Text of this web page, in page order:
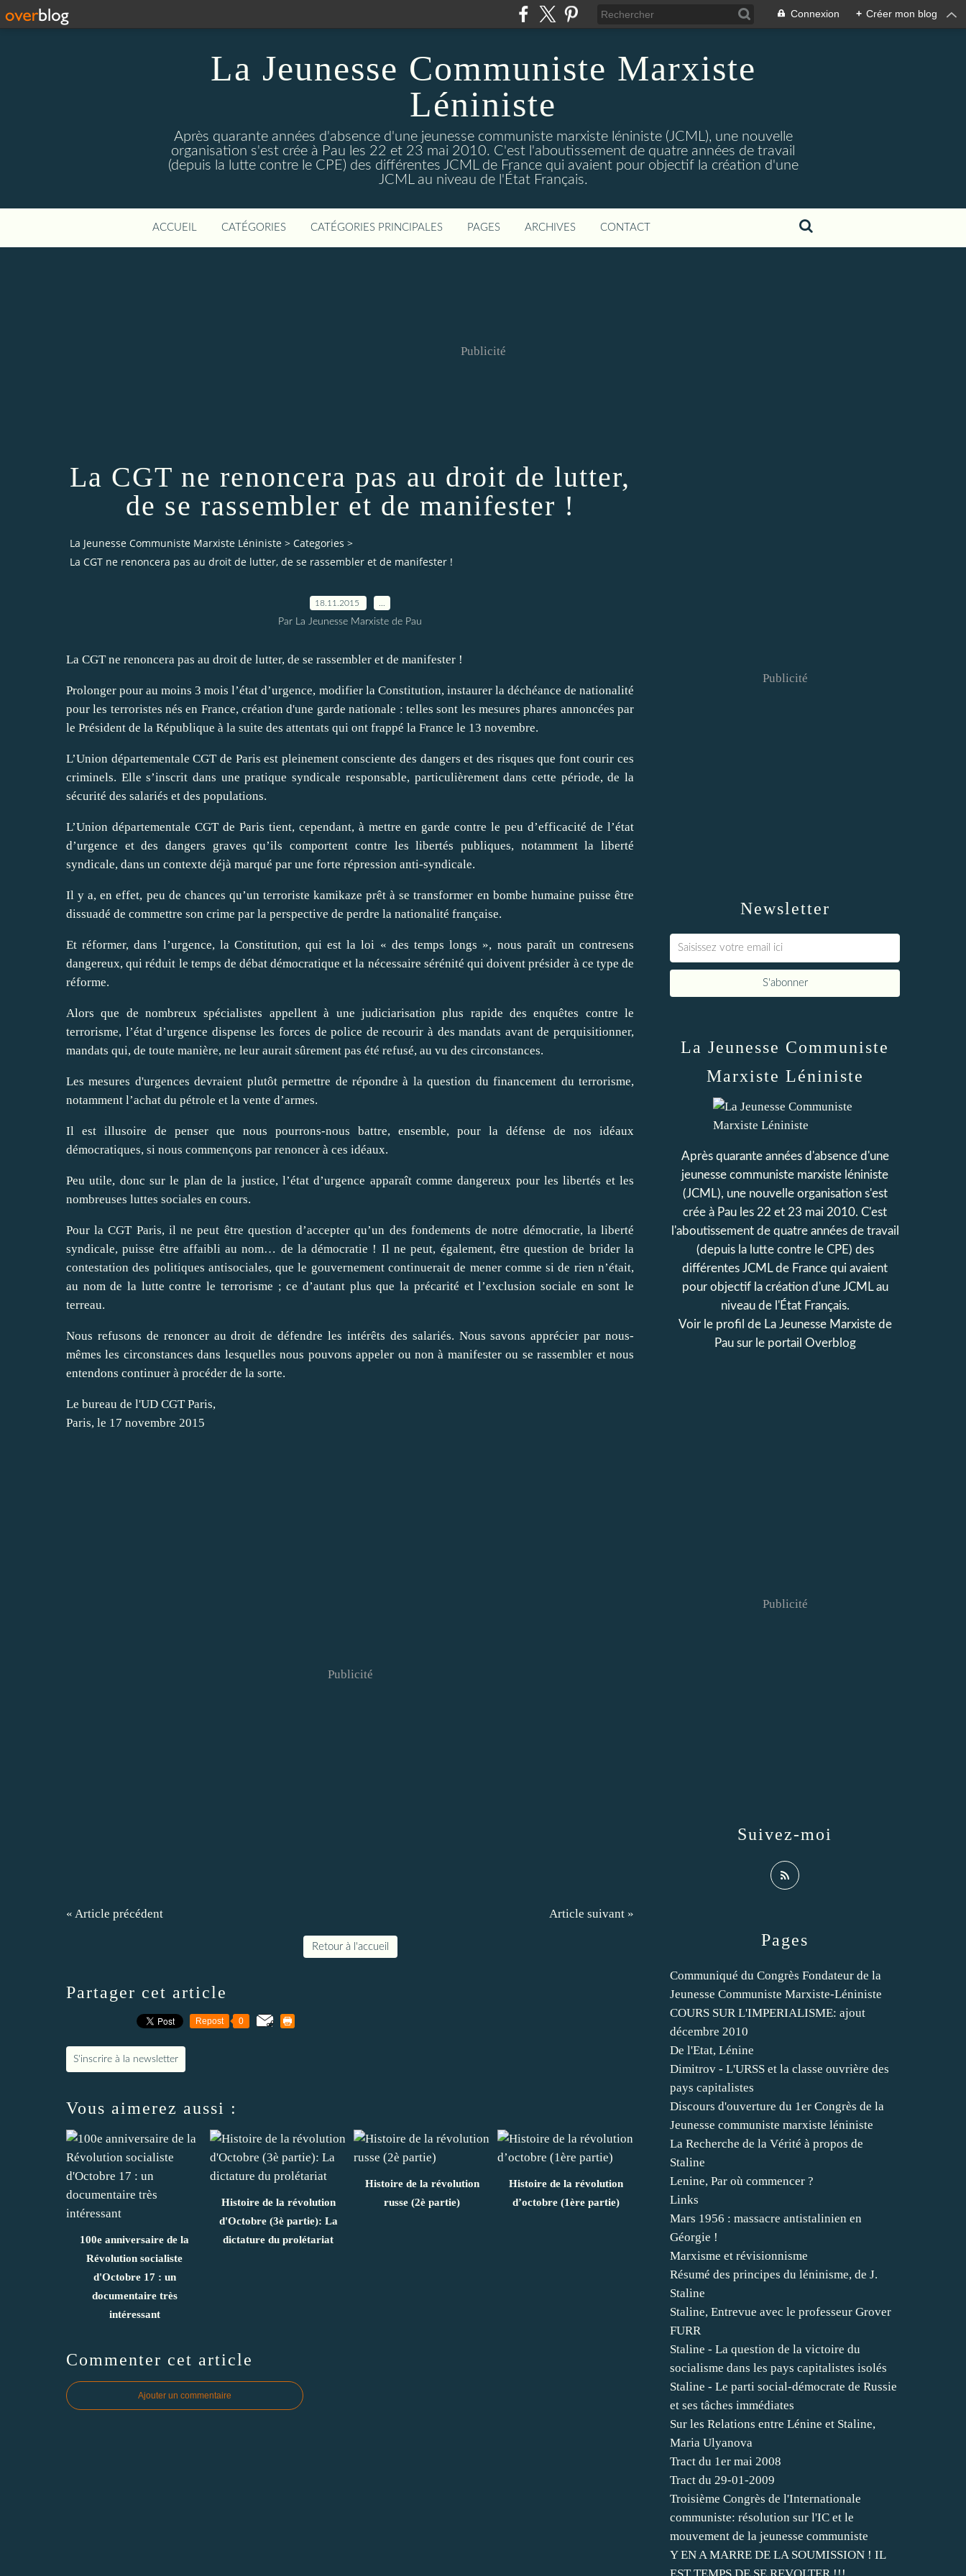
Connexion + Créer mon blog
La Jeunesse Communiste Marxiste
Léniniste
Après quarante années d'absence d'une jeunesse communiste marxiste léniniste (JCML), une nouvelle
organisation s'est crée à Pau les 22 et 23 mai 2010. C'est l'aboutissement de quatre années de travail
(depuis la lutte contre le CPE) des différentes JCML de France qui avaient pour objectif la création d'une
JCML au niveau de l'État Français.
ACCUEIL CATÉGORIES CATÉGORIES PRINCIPALES PAGES ARCHIVES CONTACT
Publicité
La CGT ne renoncera pas au droit de lutter,
de se rassembler et de manifester !
La Jeunesse Communiste Marxiste Léniniste > Categories >
La CGT ne renoncera pas au droit de lutter, de se rassembler et de manifester !
18.11.2015
Par La Jeunesse Marxiste de Pau
La CGT ne renoncera pas au droit de lutter, de se rassembler et de manifester !
Prolonger pour au moins 3 mois l’état d’urgence, modifier la Constitution, instaurer la déchéance de nationalité
pour les terroristes nés en France, création d'une garde nationale : telles sont les mesures phares annoncées par
le Président de la République à la suite des attentats qui ont frappé la France le 13 novembre.
L’Union départementale CGT de Paris est pleinement consciente des dangers et des risques que font courir ces
criminels. Elle s’inscrit dans une pratique syndicale responsable, particulièrement dans cette période, de la
sécurité des salariés et des populations.
L’Union départementale CGT de Paris tient, cependant, à mettre en garde contre le peu d’efficacité de l’état
d’urgence et des dangers graves qu’ils comportent contre les libertés publiques, notamment la liberté
syndicale, dans un contexte déjà marqué par une forte répression anti-syndicale.
Il y a, en effet, peu de chances qu’un terroriste kamikaze prêt à se transformer en bombe humaine puisse être
dissuadé de commettre son crime par la perspective de perdre la nationalité française.
Et réformer, dans l’urgence, la Constitution, qui est la loi « des temps longs », nous paraît un contresens
dangereux, qui réduit le temps de débat démocratique et la nécessaire sérénité qui doivent présider à ce type de
réforme.
Alors que de nombreux spécialistes appellent à une judiciarisation plus rapide des enquêtes contre le
terrorisme, l’état d’urgence dispense les forces de police de recourir à des mandats avant de perquisitionner,
mandats qui, de toute manière, ne leur aurait sûrement pas été refusé, au vu des circonstances.
Les mesures d'urgences devraient plutôt permettre de répondre à la question du financement du terrorisme,
notamment l’achat du pétrole et la vente d’armes.
Il est illusoire de penser que nous pourrons-nous battre, ensemble, pour la défense de nos idéaux
démocratiques, si nous commençons par renoncer à ces idéaux.
Peu utile, donc sur le plan de la justice, l’état d’urgence apparaît comme dangereux pour les libertés et les
nombreuses luttes sociales en cours.
Pour la CGT Paris, il ne peut être question d’accepter qu’un des fondements de notre démocratie, la liberté
syndicale, puisse être affaibli au nom… de la démocratie ! Il ne peut, également, être question de brider la
contestation des politiques antisociales, que le gouvernement continuerait de mener comme si de rien n’était,
au nom de la lutte contre le terrorisme ; ce d’autant plus que la précarité et l’exclusion sociale en sont le
terreau.
Nous refusons de renoncer au droit de défendre les intérêts des salariés. Nous savons apprécier par nous-
mêmes les circonstances dans lesquelles nous pouvons appeler ou non à manifester ou se rassembler et nous
entendons continuer à procéder de la sorte.
Le bureau de l'UD CGT Paris,
Paris, le 17 novembre 2015
Publicité
« Article précédent Article suivant »
Retour à l'accueil
Partager cet article
Repost 0
S'inscrire à la newsletter
Vous aimerez aussi :
100e anniversaire de la
Révolution socialiste
d'Octobre 17 : un
documentaire très
intéressant
Histoire de la révolution
d'Octobre (3è partie): La
dictature du prolétariat
Histoire de la révolution
russe (2è partie)
Histoire de la révolution
d’octobre (1ère partie)
Commenter cet article
Ajouter un commentaire
Newsletter
Publicité
Pages
Communiqué du Congrès Fondateur de la
Jeunesse Communiste Marxiste-Léniniste
COURS SUR L'IMPERIALISME: ajout
décembre 2010
De l'Etat, Lénine
Dimitrov - L'URSS et la classe ouvrière des
pays capitalistes
Discours d'ouverture du 1er Congrès de la
Jeunesse communiste marxiste léniniste
La Recherche de la Vérité à propos de
Staline
Lenine, Par où commencer ?
Links
Mars 1956 : massacre antistalinien en
Géorgie !
Marxisme et révisionnisme
Résumé des principes du léninisme, de J.
Staline
Staline, Entrevue avec le professeur Grover
FURR
Staline - La question de la victoire du
socialisme dans les pays capitalistes isolés
Staline - Le parti social-démocrate de Russie
et ses tâches immédiates
Sur les Relations entre Lénine et Staline,
Maria Ulyanova
Tract du 1er mai 2008
Tract du 29-01-2009
Troisième Congrès de l'Internationale
communiste: résolution sur l'IC et le
mouvement de la jeunesse communiste
Y EN A MARRE DE LA SOUMISSION ! IL
La Jeunesse Communiste
Marxiste Léniniste
Après quarante années d'absence d'une
jeunesse communiste marxiste léniniste
(JCML), une nouvelle organisation s'est
crée à Pau les 22 et 23 mai 2010. C'est
l'aboutissement de quatre années de travail
(depuis la lutte contre le CPE) des
différentes JCML de France qui avaient
pour objectif la création d'une JCML au
niveau de l'État Français.
Voir le profil de La Jeunesse Marxiste de
Pausur le portail Overblog
Suivez-moi
Publicité